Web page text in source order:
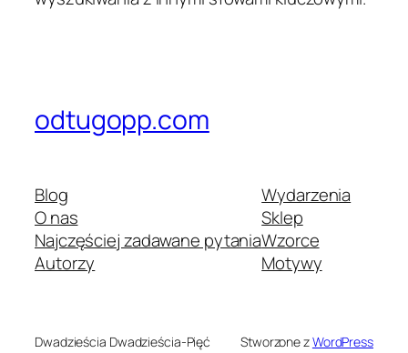
odtugopp.com
Blog
O nas
Najczęściej zadawane pytania
Autorzy
Wydarzenia
Sklep
Wzorce
Motywy
Dwadzieścia Dwadzieścia-Pięć Stworzone zWordPress